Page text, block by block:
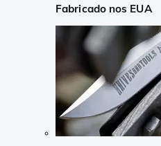
Fabricado nos EUA